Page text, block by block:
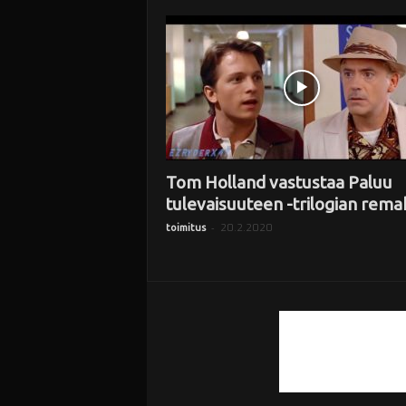
Tom Holland vastustaa Paluu
tulevaisuuteen -trilogian
toimitus - 20.2.2020